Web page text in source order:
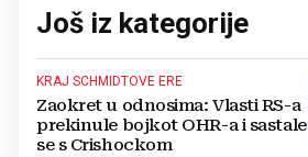
Još iz kategorije
KRAJ SCHMIDTOVE ERE
Zaokret u odnosima: Vlasti RS-a
prekinule bojkot OHR-a i sastale
se s Crishockom